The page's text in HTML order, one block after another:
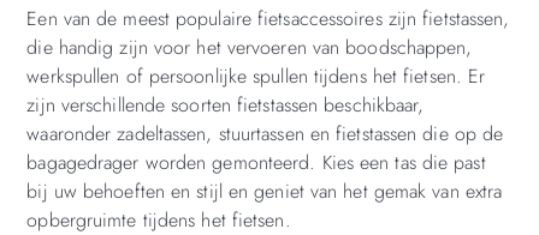
Een van de meest populaire fietsaccessoires zijn fietstassen,
die handig zijn voor het vervoeren van boodschappen,
werkspullen of persoonlijke spullen tijdens het fietsen. Er
zijn verschillende soorten fietstassen beschikbaar,
waaronder zadeltassen, stuurtassen en fietstassen die op de
bagagedrager worden gemonteerd. Kies een tas die past
bij uw behoeften en stijl en geniet van het gemak van extra
opbergruimte tijdens het fietsen.